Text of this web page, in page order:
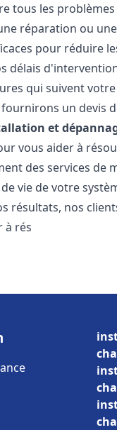
tous les problèmes
réparation ou
pour réduire
délais
qui suivent
un devis
et
vous aider à
des services de
vie de votre
résultats, nos
à rés